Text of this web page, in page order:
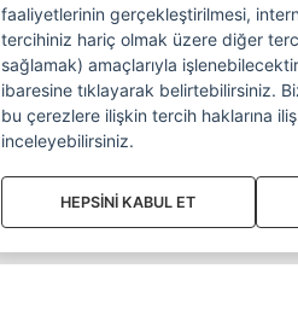
faaliyetlerinin gerçekleştirilmesi,
tercihiniz hariç olmak üzere diğer
sağlamak) amaçlarıyla
ibaresine tıklayarak belirtebilirsiniz.
bu çerezlere ilişkin tercih haklarına
inceleyebilirsiniz.
HEPSİNİ KABUL ET